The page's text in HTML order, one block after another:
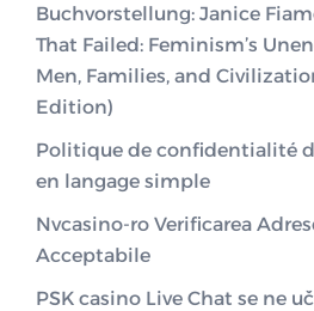
Buchvorstellung: Janice
That Failed: Feminism’s
Men, Families, and
Edition)
Politique de confidentialité
en langage simple
Nvcasino-ro Verificarea
Acceptabile
PSK casino Live Chat se ne